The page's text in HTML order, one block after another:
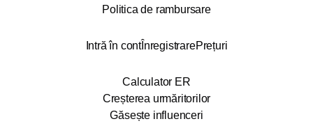
Politica de rambursare
Intră în contÎnregistrarePrețuri
Calculator ER
Creșterea urmăritorilor
Găsește influenceri